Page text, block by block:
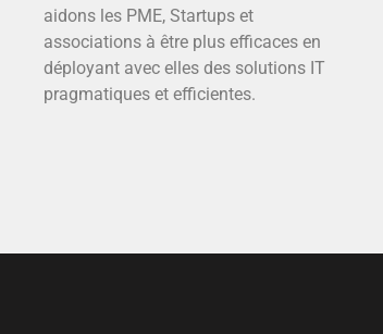
aidons les PME, Startups et
associations à être plus efficaces en
déployant avec elles des solutions IT
pragmatiques et efficientes.